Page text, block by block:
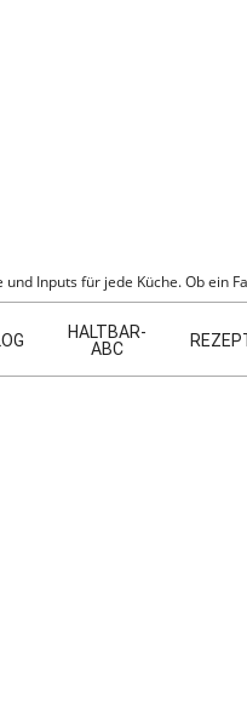
Inputs für jede Küche. Ob
HALTBAR-
ABC